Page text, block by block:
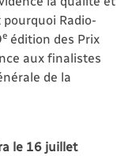
pourquoi Radio-
e édition des Prix
aux finalistes
de la
le 16 juillet